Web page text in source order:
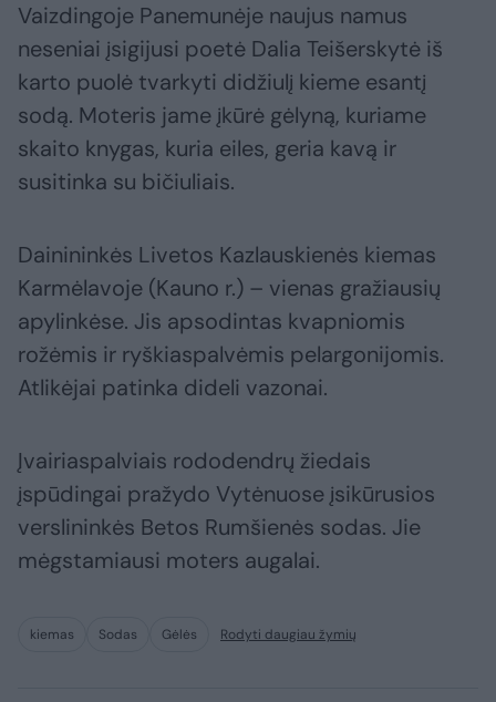
Vaizdingoje Panemunėje naujus namus
neseniai įsigijusi poetė Dalia Teišerskytė iš
karto puolė tvarkyti didžiulį kieme esantį
sodą. Moteris jame įkūrė gėlyną, kuriame
skaito knygas, kuria eiles, geria kavą ir
susitinka su bičiuliais.
Dainininkės Livetos Kazlauskienės kiemas
Karmėlavoje (Kauno r.) – vienas gražiausių
apylinkėse. Jis apsodintas kvapniomis
rožėmis ir ryškiaspalvėmis pelargonijomis.
Atlikėjai patinka dideli vazonai.
Įvairiaspalviais rododendrų žiedais
įspūdingai pražydo Vytėnuose įsikūrusios
verslininkės Betos Rumšienės sodas. Jie
mėgstamiausi moters augalai.
kiemas Sodas Gėlės Rodyti daugiau žymių